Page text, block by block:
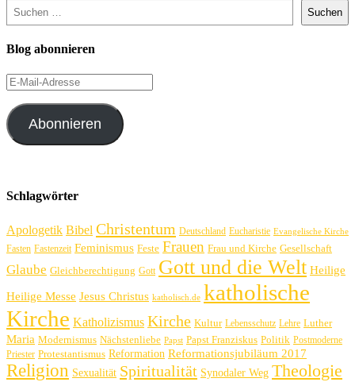
Suchen
Blog abonnieren
E-
Mail-
Adresse
Abonnieren
Schlagwörter
Apologetik Bibel Christentum Deutschland Eucharistie Evangelische Kirche
Fasten Fastenzeit Feminismus Feste Frauen Frau und Kirche Gesellschaft
Glaube Gleichberechtigung Gott Gott und die Welt Heilige
Heilige Messe Jesus Christus katholisch.de katholische
Kirche Katholizismus Kirche Kultur Lebensschutz Lehre Luther
Maria Modernismus Nächstenliebe Papst Papst Franziskus Politik Postmoderne
Priester Protestantismus Reformation Reformationsjubiläum 2017
Religion Sexualität Spiritualität Synodaler Weg Theologie